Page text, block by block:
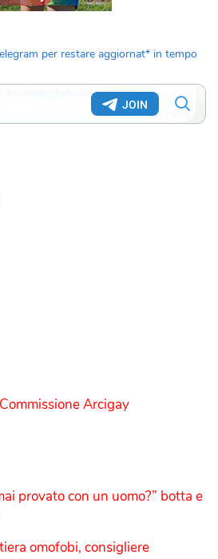
per restare aggiornat* in tempo
Arcigay
provato con un uomo?” botta e
omofobi, consigliere